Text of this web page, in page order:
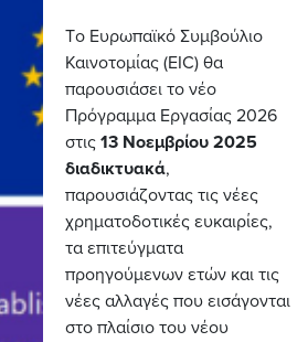
Tο Ευρωπαϊκό Συμβούλιο
Καινοτομίας (EIC) θα
παρουσιάσει το νέο
Πρόγραμμα Εργασίας 2026
στις13 Νοεμβρίου 2025
διαδικτυακά,
παρουσιάζοντας τις νέες
χρηματοδοτικές ευκαιρίες,
τα επιτεύγματα
προηγούμενων ετών και τις
νέες αλλαγές που εισάγονται
στο πλαίσιο του νέου